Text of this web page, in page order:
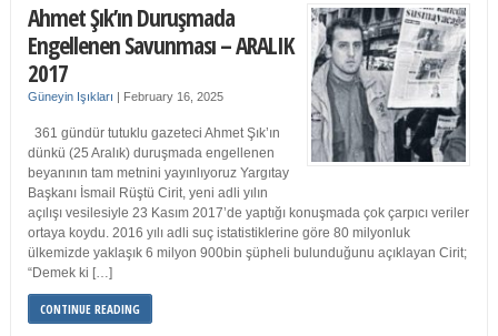
Ahmet Şık’ın Duruşmada
Engellenen Savunması – ARALIK
2017
Güneyin Işıkları | February 16, 2025
361 gündür tutuklu gazeteci Ahmet Şık’ın
dünkü (25 Aralık) duruşmada engellenen
beyanının tam metnini yayınlıyoruz Yargıtay
Başkanı İsmail Rüştü Cirit, yeni adli yılın
açılışı vesilesiyle 23 Kasım 2017’de yaptığı konuşmada çok çarpıcı veriler
ortaya koydu. 2016 yılı adli suç istatistiklerine göre 80 milyonluk
ülkemizde yaklaşık 6 milyon 900bin şüpheli bulunduğunu açıklayan Cirit;
“Demek ki […]
CONTINUE READING